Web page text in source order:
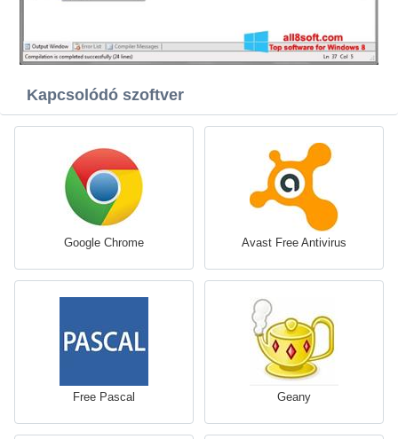
Kapcsolódó szoftver
Google Chrome Avast Free Antivirus
Free Pascal Geany